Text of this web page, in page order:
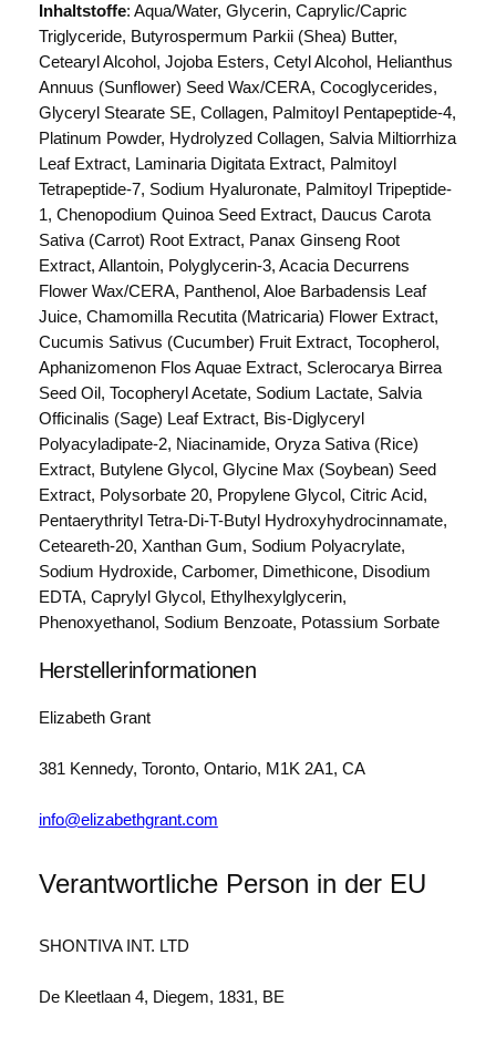
m
E
d
i
t
i
o
n
N
a
c
h
t
c
r
e
m
e
1
0
0
m
l
M
e
g
Inhaltstoffe: Aqua/Water, Glycerin, Caprylic/Capric
Triglyceride, Butyrospermum Parkii (Shea) Butter,
Cetearyl Alcohol, Jojoba Esters, Cetyl Alcohol, Helianthus
Annuus (Sunflower) Seed Wax/CERA, Cocoglycerides,
Glyceryl Stearate SE, Collagen, Palmitoyl Pentapeptide-4,
Platinum Powder, Hydrolyzed Collagen, Salvia Miltiorrhiza
Leaf Extract, Laminaria Digitata Extract, Palmitoyl
Tetrapeptide-7, Sodium Hyaluronate, Palmitoyl Tripeptide-
1, Chenopodium Quinoa Seed Extract, Daucus Carota
Sativa (Carrot) Root Extract, Panax Ginseng Root
Extract, Allantoin, Polyglycerin-3, Acacia Decurrens
Flower Wax/CERA, Panthenol, Aloe Barbadensis Leaf
Juice, Chamomilla Recutita (Matricaria) Flower Extract,
Cucumis Sativus (Cucumber) Fruit Extract, Tocopherol,
Aphanizomenon Flos Aquae Extract, Sclerocarya Birrea
Seed Oil, Tocopheryl Acetate, Sodium Lactate, Salvia
Officinalis (Sage) Leaf Extract, Bis-Diglyceryl
Polyacyladipate-2, Niacinamide, Oryza Sativa (Rice)
Extract, Butylene Glycol, Glycine Max (Soybean) Seed
Extract, Polysorbate 20, Propylene Glycol, Citric Acid,
Pentaerythrityl Tetra-Di-T-Butyl Hydroxyhydrocinnamate,
Ceteareth-20, Xanthan Gum, Sodium Polyacrylate,
Sodium Hydroxide, Carbomer, Dimethicone, Disodium
EDTA, Caprylyl Glycol, Ethylhexylglycerin,
Phenoxyethanol, Sodium Benzoate, Potassium Sorbate
Herstellerinformationen
Elizabeth Grant
381 Kennedy, Toronto, Ontario, M1K 2A1, CA
info@elizabethgrant.com
Verantwortliche Person in der EU
SHONTIVA INT. LTD
De Kleetlaan 4, Diegem, 1831, BE